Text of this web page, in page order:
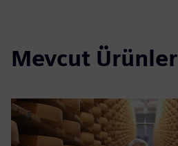
Mevcut Ürünler